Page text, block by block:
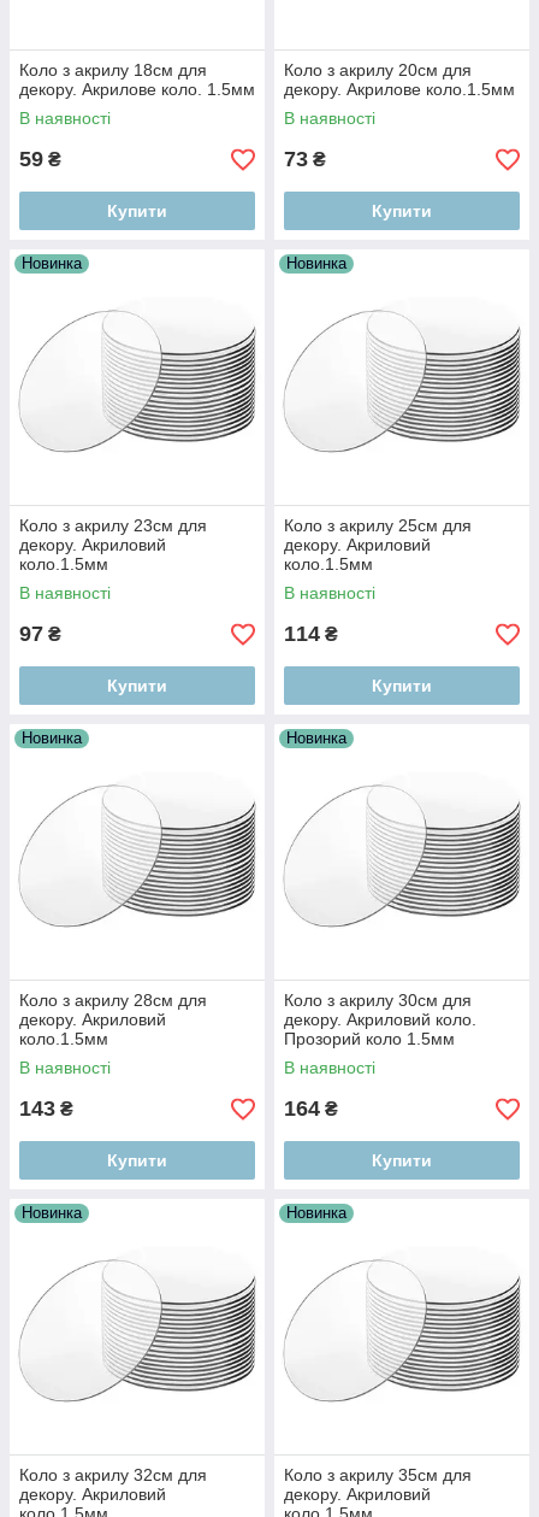
Коло з акрилу 18см для
декору. Акрилове коло. 1.5мм
В наявності
59 ₴
Купити
Коло з акрилу 20см для
декору. Акрилове коло.1.5мм
В наявності
73 ₴
Купити
Новинка
Коло з акрилу 23см для
декору. Акриловий
коло.1.5мм
В наявності
97 ₴
Купити
Новинка
Коло з акрилу 25см для
декору. Акриловий
коло.1.5мм
В наявності
114 ₴
Купити
Новинка
Коло з акрилу 28см для
декору. Акриловий
коло.1.5мм
В наявності
143 ₴
Купити
Новинка
Коло з акрилу 30см для
декору. Акриловий коло.
Прозорий коло 1.5мм
В наявності
164 ₴
Купити
Новинка
Коло з акрилу 32см для
декору. Акриловий
Новинка
Коло з акрилу 35см для
декору. Акриловий